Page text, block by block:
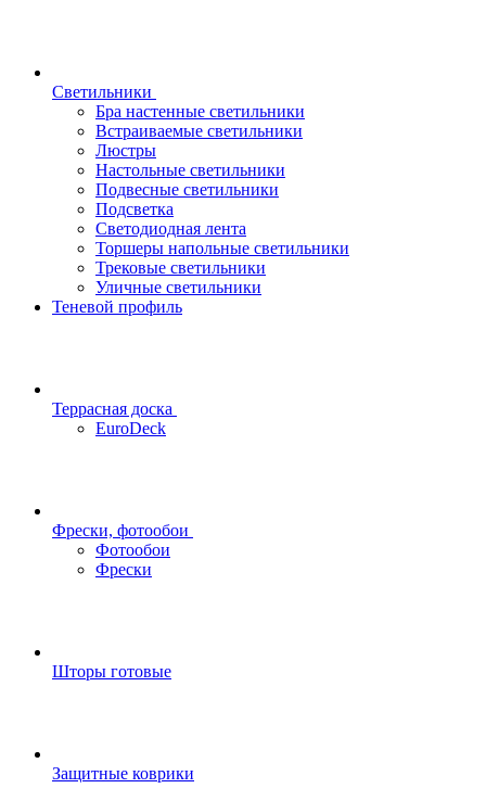
Светильники
Бра настенные светильники
Встраиваемые светильники
Люстры
Настольные светильники
Подвесные светильники
Подсветка
Светодиодная лента
Торшеры напольные светильники
Трековые светильники
Уличные светильники
Теневой профиль
Террасная доска
EuroDeck
Фрески, фотообои
Фотообои
Фрески
Шторы готовые
Защитные коврики